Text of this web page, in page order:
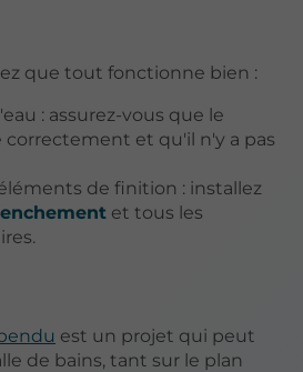
que tout fonctionne bien :
: assurez-vous que le
et qu'il n'y a pas
de finition : installez
et tous les
est un projet qui peut
de bains, tant sur le plan